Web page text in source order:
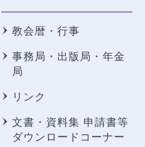
教会暦・行事
事務局・出版局・年金
局
リンク
文書・資料集 申請書等
ダウンロードコーナー